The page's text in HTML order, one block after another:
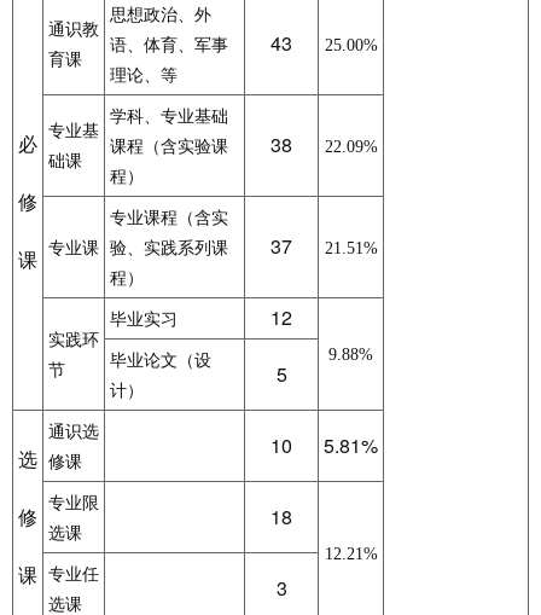
必
修
课
通识教
育课
思想政治、外
语、体育、军事
理论、等
43 25.00%
专业基
础课
学科、专业基础
课程（含实验课
程）
38 22.09%
专业课
专业课程（含实
验、实践系列课
程）
37 21.51%
实践环
节
毕业实习 12
9.88%
毕业论文（设
计）
5
选
修
课
通识选
修课
10 5.81%
专业限
选课
18
12.21%
专业任
选课
3